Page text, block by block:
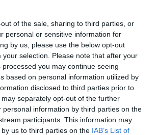
of the sale, sharing to third parties, or
personal or sensitive information for
by us, please use the below opt-out
your selection. Please note that after your
you may continue seeing
based on personal information utilized by
disclosed to third parties prior to
separately opt-out of the further
personal information by third parties on the
participants. This information may
us to third parties on the IAB’s List of